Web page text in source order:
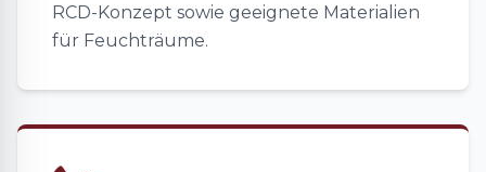
RCD-Konzept sowie geeignete Materialien
für Feuchträume.